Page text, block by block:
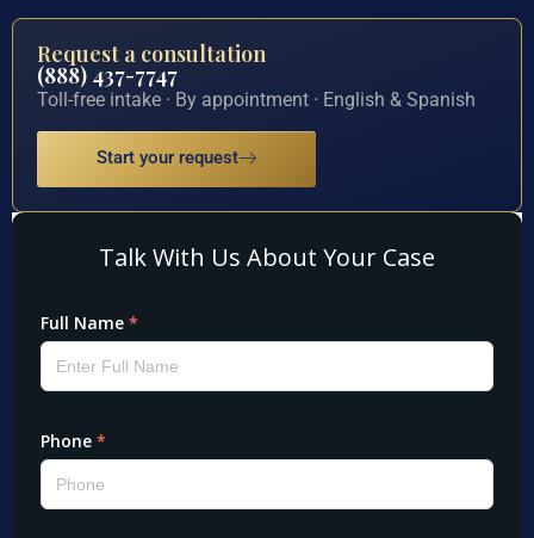
Request a consultation
(888) 437-7747
Toll-free intake · By appointment · English & Spanish
Start your request